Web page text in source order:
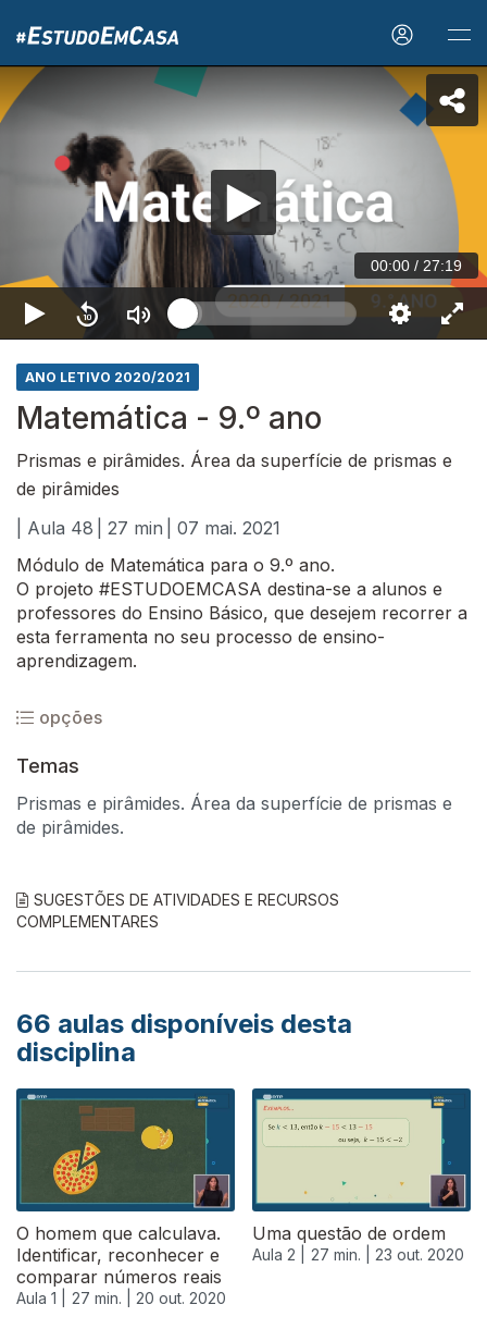
00:00 / 27:19
ANO LETIVO 2020/2021
Matemática - 9.º ano
Prismas e pirâmides. Área da superfície de prismas e
de pirâmides
| Aula 48
| 27 min
| 07 mai. 2021
Módulo de Matemática para o 9.º ano.
O projeto #ESTUDOEMCASA destina-se a alunos e
professores do Ensino Básico, que desejem recorrer a
esta ferramenta no seu processo de ensino-
aprendizagem.
opções
Temas
Prismas e pirâmides. Área da superfície de prismas e
de pirâmides.
SUGESTÕES DE ATIVIDADES E RECURSOS
COMPLEMENTARES
66 aulas disponíveis desta
disciplina
O homem que calculava.
Identificar, reconhecer e
comparar números reais
Aula 1 | 27 min. | 20 out. 2020
Uma questão de ordem
Aula 2 | 27 min. | 23 out. 2020